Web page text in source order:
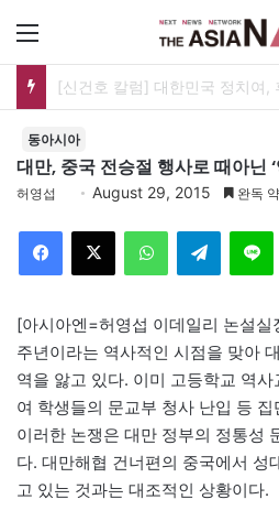
[신건호 칼럼] 대한민국 정치여,
동아시아
대만, 중국 전승절 행사로 때아닌
허영섭 August 29, 2015 완독
Telegram
[아시아엔=허영섭 이데일리 논설
주년이라는 역사적인 시점을 맞아
역을 앓고 있다. 이미 고등학교 역
여 학생들의 문교부 청사 난입 등
이러한 논쟁은 대만 정부의 정통성
다. 대만해협 건너편의 중국에서 성
고 있는 것과는 대조적인 상황이다.